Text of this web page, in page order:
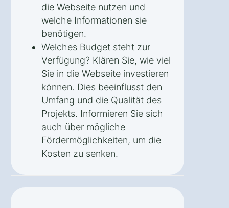
die Webseite nutzen und
welche Informationen sie
benötigen.
Welches Budget steht zur
Verfügung? Klären Sie, wie viel
Sie in die Webseite investieren
können. Dies beeinflusst den
Umfang und die Qualität des
Projekts. Informieren Sie sich
auch über mögliche
Fördermöglichkeiten, um die
Kosten zu senken.